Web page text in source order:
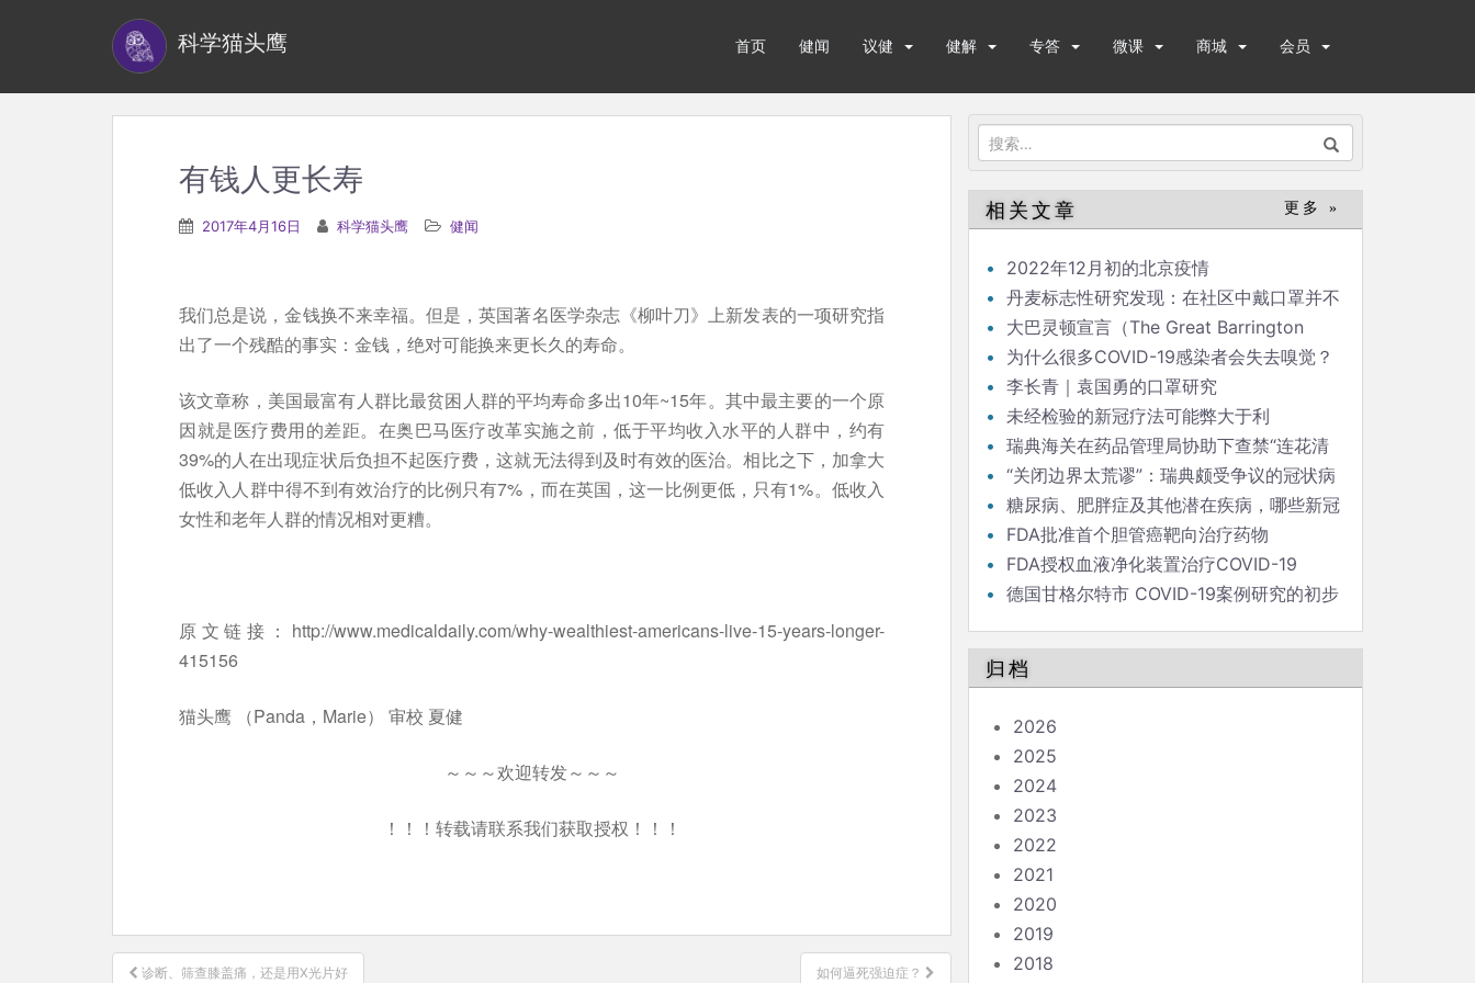
科学猫头鹰 首页 健闻 议健 健解 专答 微课 商城 会员
搜
索：
有钱人更长寿
2017年4月16日 科学猫头鹰 健闻
我们总是说，金钱换不来幸福。但是，英国著名医学杂志《柳叶刀》上新发表的一项研究指
出了一个残酷的事实：金钱，绝对可能换来更长久的寿命。
该文章称，美国最富有人群比最贫困人群的平均寿命多出10年~15年。其中最主要的一个原
因就是医疗费用的差距。在奥巴马医疗改革实施之前，低于平均收入水平的人群中，约有
39%的人在出现症状后负担不起医疗费，这就无法得到及时有效的医治。相比之下，加拿大
低收入人群中得不到有效治疗的比例只有7%，而在英国，这一比例更低，只有1%。低收入
女性和老年人群的情况相对更糟。
原文链接：http://www.medicaldaily.com/why-wealthiest-americans-live-15-years-longer-
415156
猫头鹰 （Panda，Marie） 审校 夏健
～～～欢迎转发～～～
！！！转载请联系我们获取授权！！！
文 诊断、筛查膝盖痛，还是用X光片好 如何逼死强迫症？
相关文章 更多 »
2022年12月初的北京疫情
丹麦标志性研究发现：在社区中戴口罩并不
能显著降低（新冠）感染率
大巴灵顿宣言（The Great Barrington
Declaration）
为什么很多COVID-19感染者会失去嗅觉？
李长青｜袁国勇的口罩研究
未经检验的新冠疗法可能弊大于利
瑞典海关在药品管理局协助下查禁“连花清
瘟”“关闭边界太荒谬”：瑞典颇受争议的冠状病
毒策略背后的流行病学家
糖尿病、肥胖症及其他潜在疾病，哪些新冠
患者最危险？
FDA批准首个胆管癌靶向治疗药物
FDA授权血液净化装置治疗COVID-19
德国甘格尔特市 COVID-19案例研究的初步
归档
2026
2025
2024
2023
2022
2021
2020
2019
2018